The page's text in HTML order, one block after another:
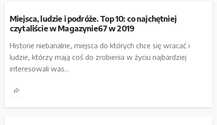
Miejsca, ludzie i podróże. Top 10: co najchętniej
czytaliście w Magazynie67 w 2019
Historie niebanalne, miejsca do których chce się wracać i
ludzie, którzy mają coś do zrobienia w życiu najbardziej
interesowali was...